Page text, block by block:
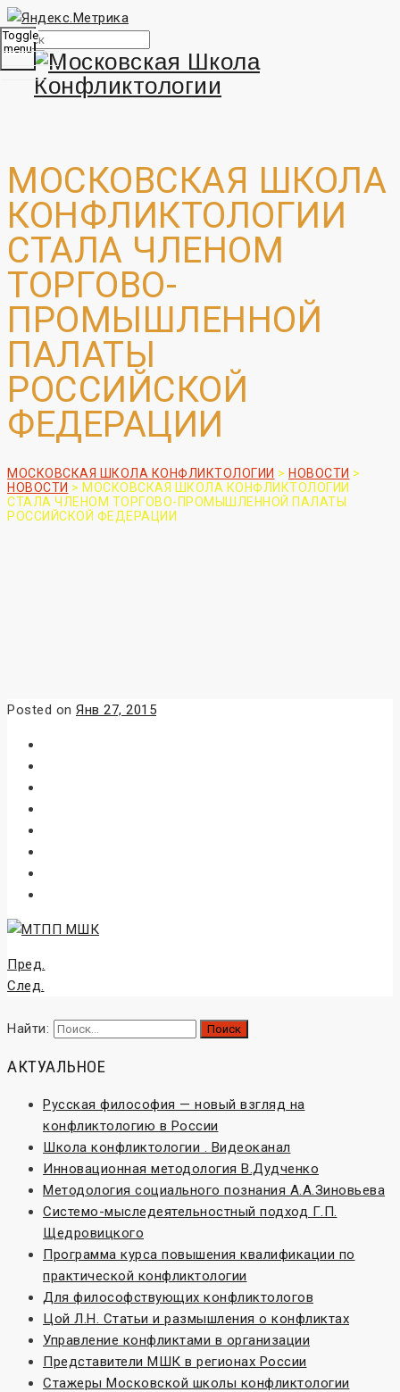
Toggle
menu
МОСКОВСКАЯ ШКОЛА
КОНФЛИКТОЛОГИИ
СТАЛА ЧЛЕНОМ
ТОРГОВО-
ПРОМЫШЛЕННОЙ
ПАЛАТЫ
РОССИЙСКОЙ
ФЕДЕРАЦИИ
МОСКОВСКАЯ ШКОЛА КОНФЛИКТОЛОГИИ > НОВОСТИ >
НОВОСТИ > МОСКОВСКАЯ ШКОЛА КОНФЛИКТОЛОГИИ
СТАЛА ЧЛЕНОМ ТОРГОВО-ПРОМЫШЛЕННОЙ ПАЛАТЫ
РОССИЙСКОЙ ФЕДЕРАЦИИ
Posted on Янв 27, 2015
Пред.
След.
Найти:
АКТУАЛЬНОЕ
Русская философия — новый взгляд на
конфликтологию в России
Школа конфликтологии . Видеоканал
Инновационная методология В.Дудченко
Методология социального познания А.А.Зиновьева
Системо-мыследеятельностный подход Г.П.
Щедровицкого
Программа курса повышения квалификации по
практической конфликтологии
Для философствующих конфликтологов
Цой Л.Н. Статьи и размышления о конфликтах
Управление конфликтами в организации
Представители МШК в регионах России
Стажеры Московской школы конфликтологии